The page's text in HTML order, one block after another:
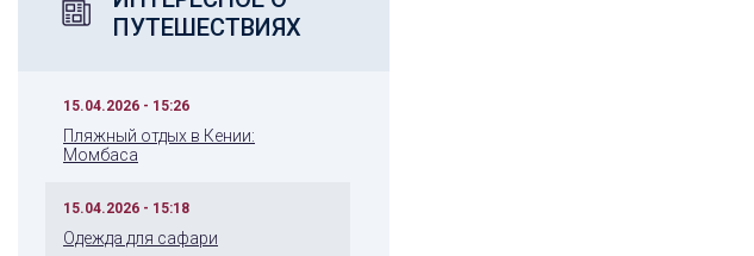
ПУТЕШЕСТВИЯХ
15.04.2026 - 15:26
Пляжный отдых в Кении:
Момбаса
15.04.2026 - 15:18
Одежда для сафари